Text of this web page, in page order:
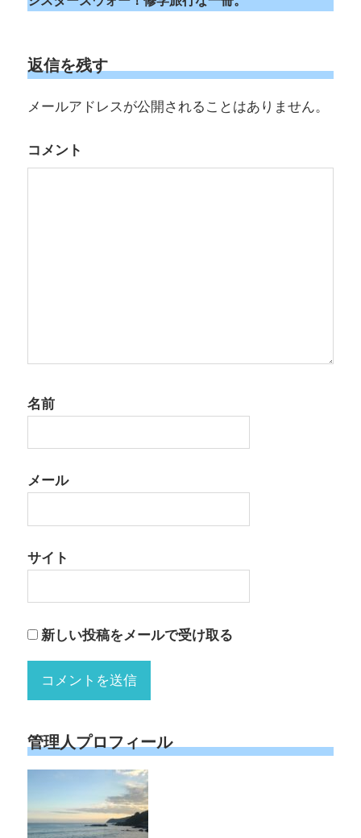
ビ
ゲ
ー
シ
返信を残す
メールアドレスが公開されることはありません。
コメント
名前
メール
サイト
新しい投稿をメールで受け取る
管理人プロフィール